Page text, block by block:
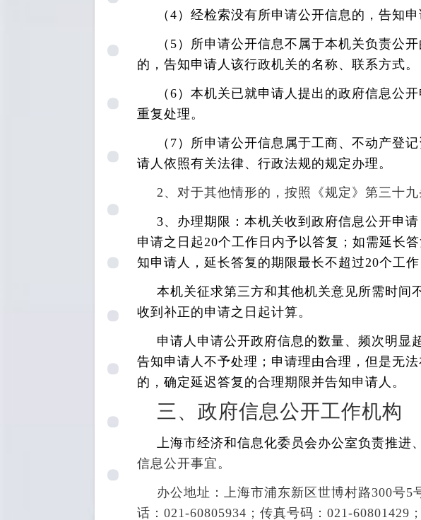
（4）经检索没有所申请公开信息的，告知
（5）所申请公开信息不属于本机关负责公
的，告知申请人该行政机关的名称、联系方式。
（6）本机关已就申请人提出的政府信息公
重复处理。
（7）所申请公开信息属于工商、不动产登
请人依照有关法律、行政法规的规定办理。
2 、对于其他情形的，按照《规定》第三十九
3、办理期限：本机关收到政府信息公开申
申请之日起20个工作日内予以答复；如需延长
知申请人，延长答复的期限最长不超过20个工作
本机关征求第三方和其他机关意见所需时间
收到补正的申请之日起计算。
申请人申请公开政府信息的数量、频次明显
告知申请人不予处理；申请理由合理，但是无
的，确定延迟答复的合理期限并告知申请人。
三、政府信息公开工作机构
上海市经济和信息化委员会办公室负责推进
信息公开事宜。
办公地址：上海市浦东新区世博村路300号
话：021-60805934；传真号码：021-